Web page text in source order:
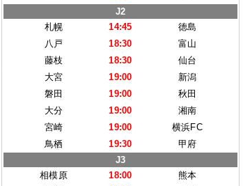
J2
札幌
14:45
徳島
八戸
18:30
富山
藤枝
18:30
仙台
大宮
19:00
新潟
磐田
19:00
秋田
大分
19:00
湘南
宮崎
19:00
横浜FC
鳥栖
19:30
甲府
J3
相模原
18:00
熊本